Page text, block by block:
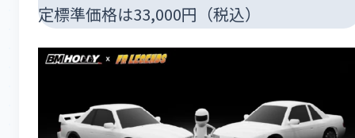
定標準価格は33,000円（税込）